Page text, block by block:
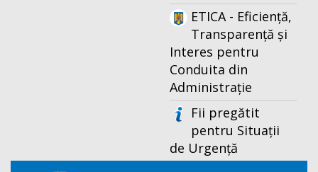
ETICA - Eficiență,
Transparență și
Interes pentru
Conduita din
Administrație
Fii pregătit
pentru Situații
de Urgență